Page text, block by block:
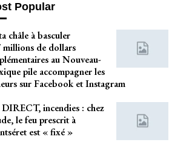
Popular
châle à basculer
millions de dollars
au Nouveau-
pile accompagner les
sur Facebook et Instagram
incendies : chez
le feu prescrit à
est « fixé »